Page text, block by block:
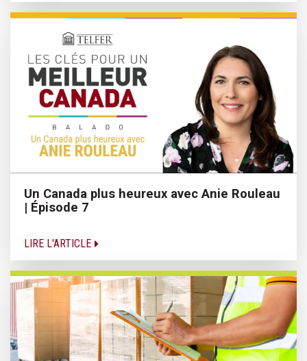
Un Canada plus heureux avec Anie Rouleau
| Épisode 7
LIRE L'ARTICLE